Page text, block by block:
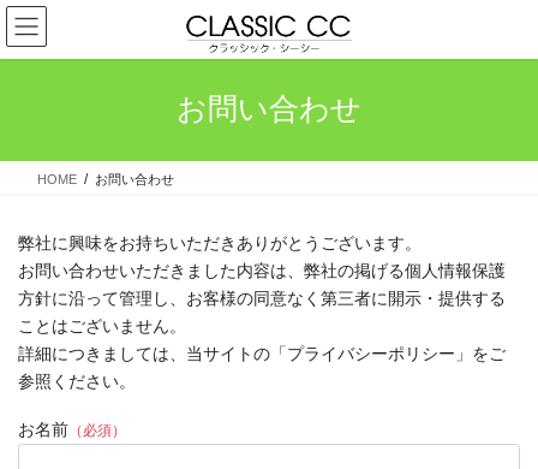
コ
ン
テ
ス
ナ
ビ
ゲ
ン
お問い合わせ
HOME お問い合わせ
弊社に興味をお持ちいただきありがとうございます。
お問い合わせいただきました内容は、弊社の掲げる個人情報保護
方針に沿って管理し、お客様の同意なく第三者に開示・提供する
ことはございません。
詳細につきましては、当サイトの「プライバシーポリシー」をご
参照ください。
お名前 （必須）